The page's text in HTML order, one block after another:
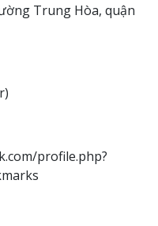
Trung Hòa, quận
profile.php?